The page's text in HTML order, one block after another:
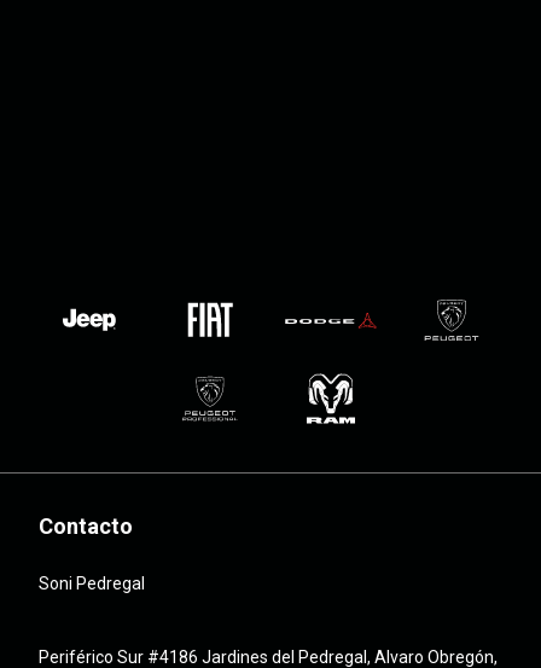
Contacto
Soni Pedregal
Periférico Sur #4186 Jardines del Pedregal, Alvaro Obregón,